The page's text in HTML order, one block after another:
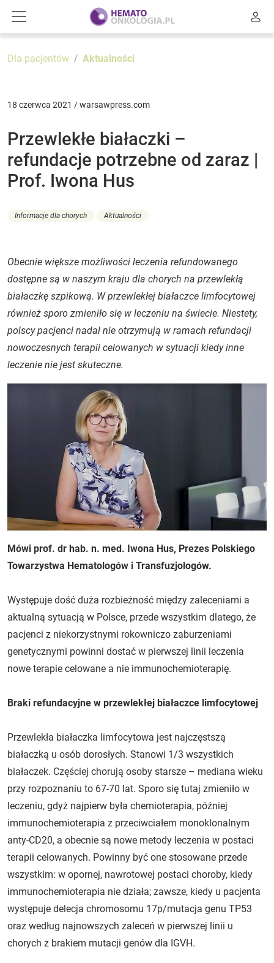
Dla pacjentów Aktualności
18 czerwca 2021 / warsawpress.com
Przewlekłe białaczki –
refundacje potrzebne od zaraz |
Prof. Iwona Hus
Informacje dla chorych Aktualności
Obecnie większe możliwości leczenia refundowanego
dostępne są w naszym kraju dla chorych na przewlekłą
białaczkę szpikową. W przewlekłej białaczce limfocytowej
również sporo zmieniło się w leczeniu na świecie. Niestety,
polscy pacjenci nadal nie otrzymują w ramach refundacji
nowoczesnych terapii celowanych w sytuacji kiedy inne
leczenie nie jest skuteczne.
Mówi prof. dr hab. n. med. Iwona Hus, Prezes Polskiego
Towarzystwa Hematologów i Transfuzjologów.
Występuje dość duża rozbieżność między zaleceniami a
aktualną sytuacją w Polsce, przede wszystkim dlatego, że
pacjenci z niekorzystnymi rokowniczo zaburzeniami
genetycznymi powinni dostać w pierwszej linii leczenia
nowe terapie celowane a nie immunochemioterapię.
Braki refundacyjne w przewlekłej białaczce limfocytowej
Przewlekła białaczka limfocytowa jest najczęstszą
białaczką u osób dorosłych. Stanowi 1/3 wszystkich
białaczek. Częściej chorują osoby starsze – mediana wieku
przy rozpoznaniu to 67-70 lat. Sporo się tutaj zmieniło w
leczeniu, gdyż najpierw była chemioterapia, później
immunochemioterapia z przeciwciałem monoklonalnym
anty-CD20, a obecnie są nowe metody leczenia w postaci
terapii celowanych. Powinny być one stosowane przede
wszystkim: w opornej, nawrotowej postaci choroby, kiedy
immunochemioterapia nie działa; zawsze, kiedy u pacjenta
występuje delecja chromosomu 17p/mutacja genu TP53
oraz według najnowszych zaleceń w pierwszej linii u
chorych z brakiem mutacji genów dla IGVH.